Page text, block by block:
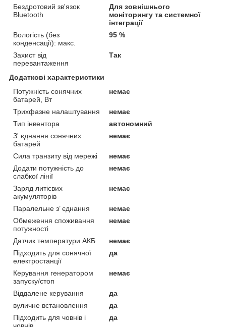
Бездротовий зв'язок
Bluetooth
Для зовнішнього
моніторингу та системної
інтеграції
Вологість (без
конденсації): макс.
95 %
Захист від
перевантаження
Так
Додаткові характеристики
Потужність сонячних
батарей, Вт
немає
Трихфазне налаштування
немає
Тип інвентора
автономний
З' єднання сонячних
батарей
немає
Сила транзиту від мережі
немає
Додати потужність до
слабкої лінії
немає
Заряд литієвих
акумуляторів
немає
Паралельне з’ єднання
немає
Обмеження споживання
потужності
немає
Датчик температури АКБ
немає
Підходить для сонячної
електростанції
да
Керування генератором
запуску/стоп
немає
Віддалене керування
да
вуличне встановлення
да
Підходить для човнів і
да